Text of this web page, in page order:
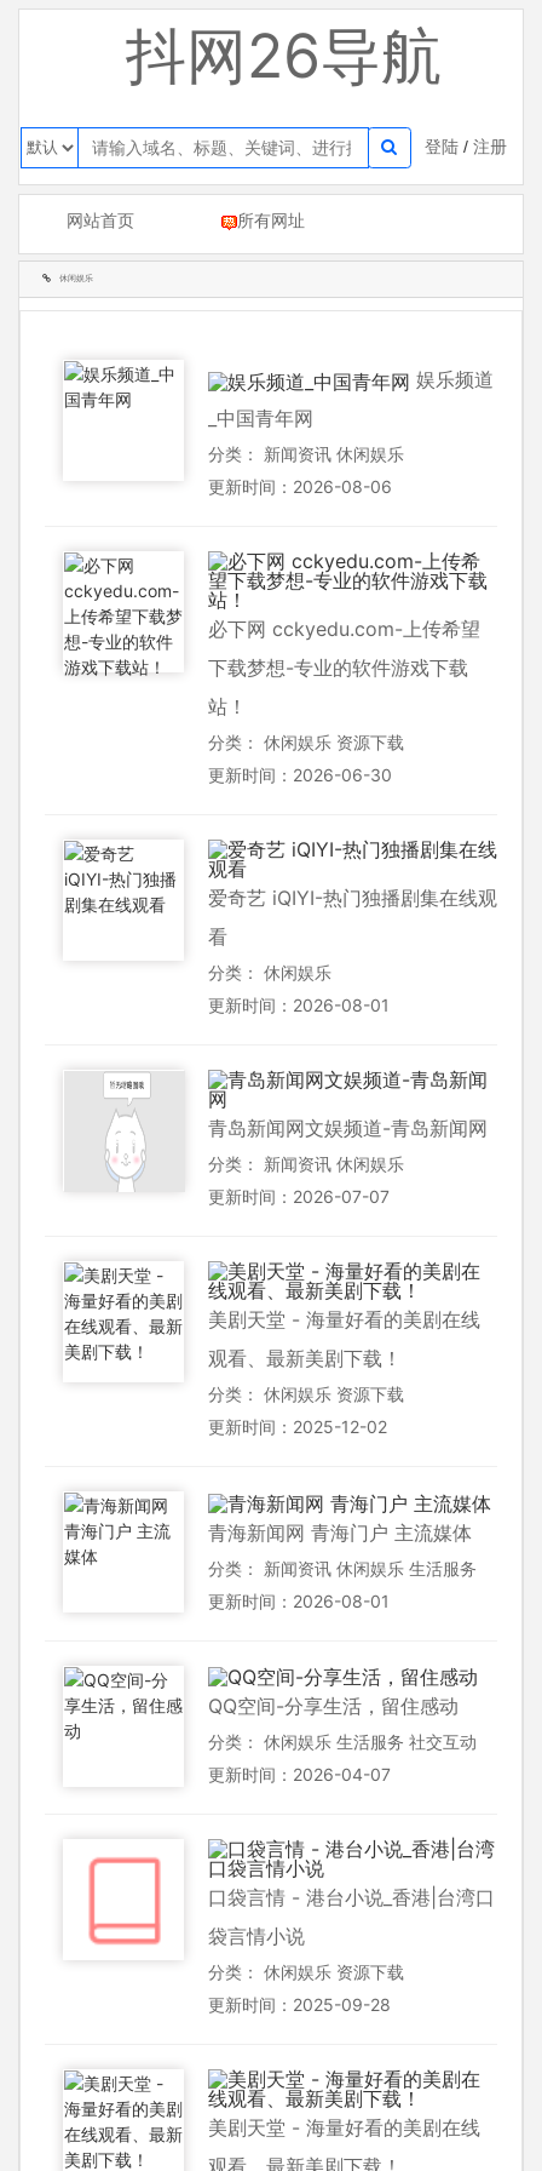
抖网26导航
登陆 /注册
网站首页 所有网址
休闲娱乐
娱乐频道
_中国青年网
分类： 新闻资讯 休闲娱乐
更新时间：2026-08-06
必下网 cckyedu.com-上传希望
下载梦想-专业的软件游戏下载
站！
分类： 休闲娱乐 资源下载
更新时间：2026-06-30
爱奇艺 iQIYI-热门独播剧集在线观
看
分类： 休闲娱乐
更新时间：2026-08-01
青岛新闻网文娱频道-青岛新闻网
分类： 新闻资讯 休闲娱乐
更新时间：2026-07-07
美剧天堂 - 海量好看的美剧在线
观看、最新美剧下载！
分类： 休闲娱乐 资源下载
更新时间：2025-12-02
青海新闻网 青海门户 主流媒体
分类： 新闻资讯 休闲娱乐 生活服务
更新时间：2026-08-01
QQ空间-分享生活，留住感动
分类： 休闲娱乐 生活服务 社交互动
更新时间：2026-04-07
口袋言情 - 港台小说_香港|台湾口
袋言情小说
分类： 休闲娱乐 资源下载
更新时间：2025-09-28
美剧天堂 - 海量好看的美剧在线